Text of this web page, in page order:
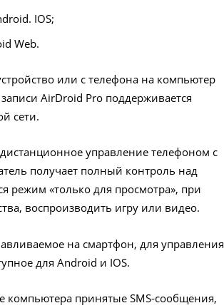
IOS;
Web.
или с телефона на компьютер
AirDroid Pro поддерживается
сети.
управление телефоном с
получает полный контроль над
режим «только для просмотра», при
воспроизводить игру или видео.
на смартфон, для управления
для Android и IOS.
компьютера принятые SMS-сообщения,